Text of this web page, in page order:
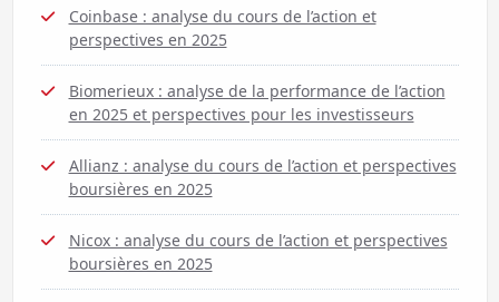
Coinbase : analyse du cours de l’action et
perspectives en 2025
Biomerieux : analyse de la performance de l’action
en 2025 et perspectives pour les investisseurs
Allianz : analyse du cours de l’action et perspectives
boursières en 2025
Nicox : analyse du cours de l’action et perspectives
boursières en 2025